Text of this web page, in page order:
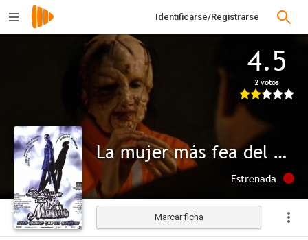
Identificarse/Registrarse
4.5
2 votos
La mujer más fea del mundo
Estrenada
Marcar ficha